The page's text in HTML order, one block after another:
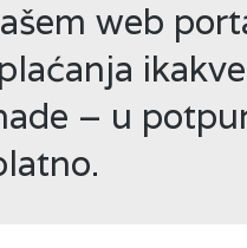
web
ikakve
– u